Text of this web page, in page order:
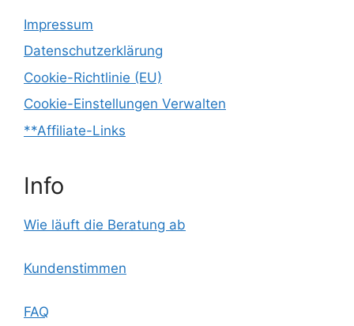
Impressum
Datenschutzerklärung
Cookie-Richtlinie (EU)
Cookie-Einstellungen Verwalten
**Affiliate-Links
Info
Wie läuft die Beratung ab
Kundenstimmen
FAQ